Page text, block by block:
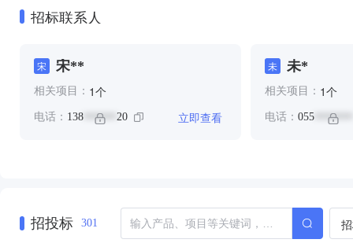
招标联系人
宋 宋**
相关项目： 1个
电话： 138 ****** 20 立即查看
未 未*
相关项目： 1个
电话： 055*******
招投标 301